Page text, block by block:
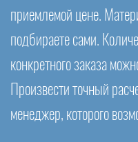
приемлемой цене.
подбираете сами.
конкретного заказа
Произвести точный
менеджер, которого